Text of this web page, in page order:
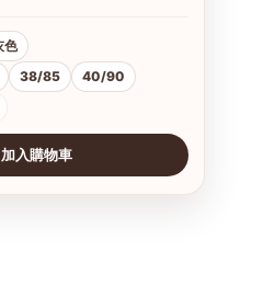
色
38/85
40/90
加入購物車